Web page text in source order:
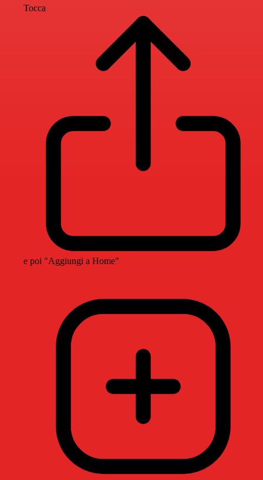
Tocca
e poi "Aggiungi a Home"